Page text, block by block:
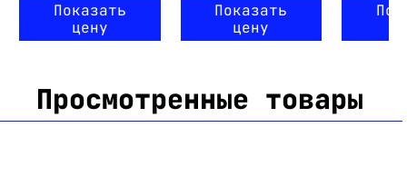
Показать
цену
Показать
цену
Просмотренные товары